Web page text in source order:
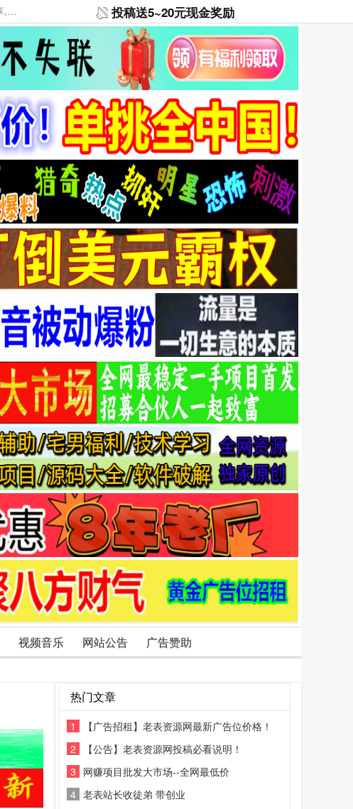
本网站提供资源工具下载，大老表资源工具，大表哥资源网软件工具，大老表资源下载，活动线报福利资源分享,活动线报，大型网游经典游戏，网络热门技术游戏辅助交流与分享。 投稿送5~20元现金奖励
视频音乐 网站公告 广告赞助
热门文章
1
【广告招租】老表资源网最新广告位价格！
2
【公告】老表资源网投稿必看说明！
3 网赚项目批发大市场--全网最低价
4 老表站长收徒弟 带创业